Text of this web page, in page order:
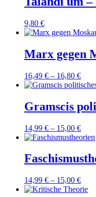
9,80 €
Marx gegen
16,49 € – 16,80 €
Gramscis
14,99 € – 15,00 €
14,99 € – 15,00 €